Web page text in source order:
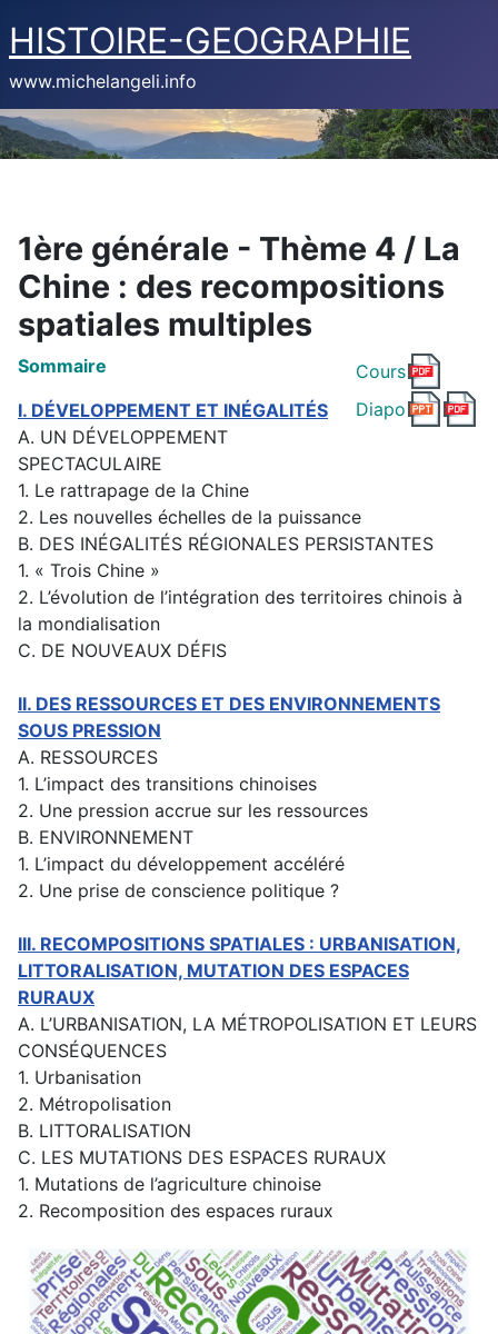
HISTOIRE-GEOGRAPHIE
www.michelangeli.info
1ère générale - Thème 4 / La
Chine : des recompositions
spatiales multiples
Cours
Diapo
Sommaire
I. DÉVELOPPEMENT ET INÉGALITÉS
A. UN DÉVELOPPEMENT
SPECTACULAIRE
1. Le rattrapage de la Chine
2. Les nouvelles échelles de la puissance
B. DES INÉGALITÉS RÉGIONALES PERSISTANTES
1. « Trois Chine »
2. L’évolution de l’intégration des territoires chinois à
la mondialisation
C. DE NOUVEAUX DÉFIS
II. DES RESSOURCES ET DES ENVIRONNEMENTS
SOUS PRESSION
A. RESSOURCES
1. L’impact des transitions chinoises
2. Une pression accrue sur les ressources
B. ENVIRONNEMENT
1. L’impact du développement accéléré
2. Une prise de conscience politique ?
III. RECOMPOSITIONS SPATIALES : URBANISATION,
LITTORALISATION, MUTATION DES ESPACES
RURAUX
A. L’URBANISATION, LA MÉTROPOLISATION ET LEURS
CONSÉQUENCES
1. Urbanisation
2. Métropolisation
B. LITTORALISATION
C. LES MUTATIONS DES ESPACES RURAUX
1. Mutations de l’agriculture chinoise
2. Recomposition des espaces ruraux